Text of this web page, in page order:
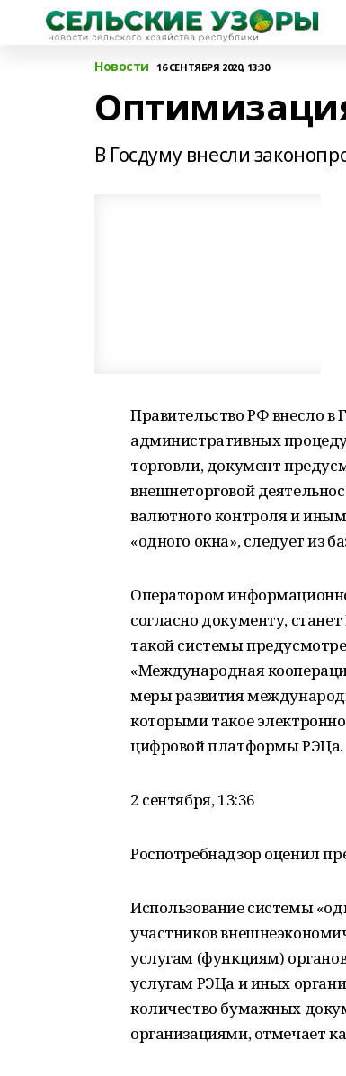
Новости 16 СЕНТЯБРЯ 2020, 13:30
В Госдуму внесли
Правительство РФ внесло
административных
торговли, документ
внешнеторговой
валютного контроля и
«одного окна», следует из
Оператором
согласно документу,
такой системы
«Международная
меры развития
которыми такое
цифровой платформы РЭЦа.
2 сентября, 13:36
Роспотребнадзор оценил
Использование системы
участников
услугам (функциям)
услугам РЭЦа и иных
количество бумажных
организациями, отмечает